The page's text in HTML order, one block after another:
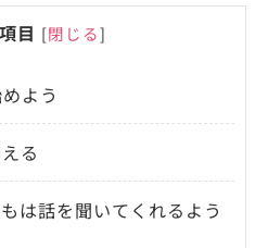
目 [閉じる]
よう
る
は話を聞いてくれるよう